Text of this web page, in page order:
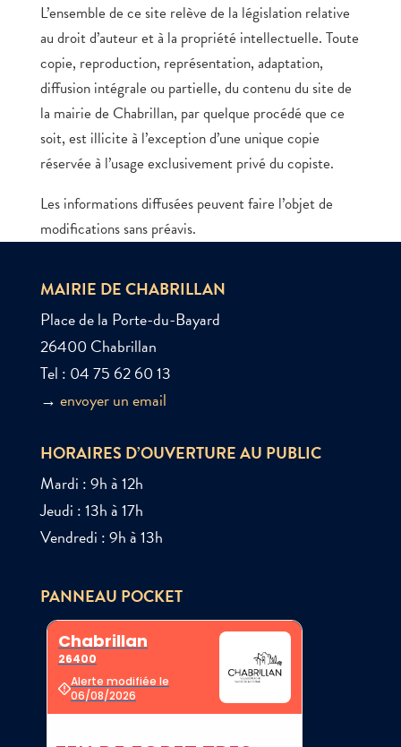
L’ensemble de ce site relève de la législation relative
au droit d’auteur et à la propriété intellectuelle. Toute
copie, reproduction, représentation, adaptation,
diffusion intégrale ou partielle, du contenu du site de
la mairie de Chabrillan, par quelque procédé que ce
soit, est illicite à l’exception d’une unique copie
réservée à l’usage exclusivement privé du copiste.
Les informations diffusées peuvent faire l’objet de
modifications sans préavis.
MAIRIE DE CHABRILLAN
Place de la Porte-du-Bayard
26400 Chabrillan
Tel : 04 75 62 60 13
→ envoyer un email
HORAIRES D’OUVERTURE AU PUBLIC
Mardi : 9h à 12h
Jeudi : 13h à 17h
Vendredi : 9h à 13h
PANNEAU POCKET